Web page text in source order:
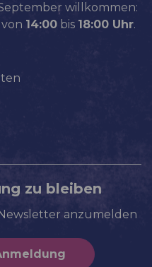
willkommen:
14:00 bis 18:00 Uhr.
zu bleiben
anzumelden